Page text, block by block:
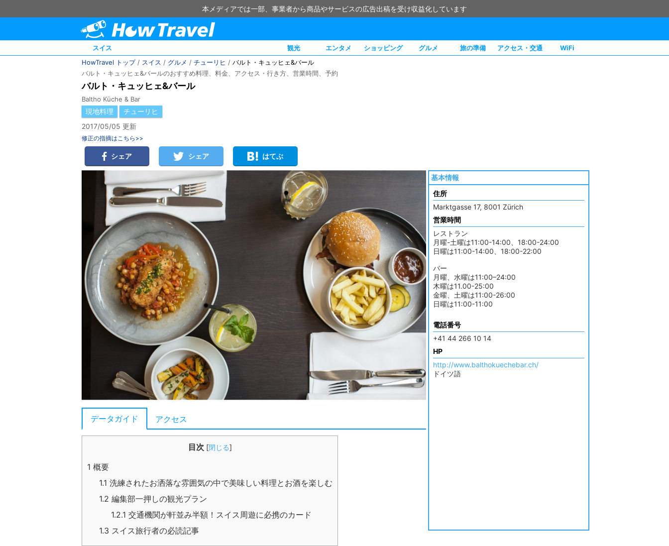
本メディアでは一部、事業者から商品やサービスの広告出稿を受け収益化しています
スイス 観光 エンタメ ショッピング グルメ 旅の準備 アクセス・交通
WiFi
HowTravel トップ/ スイス / グルメ / チューリヒ / バルト・キュッヒェ&バール
バルト・キュッヒェ&バールのおすすめ料理、料金、アクセス・行き方、営業時間、予約
バルト・キュッヒェ&バール
Baltho Küche & Bar
現地料理
チューリヒ
2017/05/05 更新
修正の指摘はこちら>>
シェア シェア はてぶ
基本情報
住所
Marktgasse 17, 8001 Zürich
営業時間
レストラン
月曜-土曜は11:00-14:00、18:00-24:00
日曜は11:00-14:00、18:00-22:00
バー
月曜、水曜は11:00–24:00
木曜は11.00-25:00
金曜、土曜は11:00-26:00
日曜は11:00-11:00
電話番号
+41 44 266 10 14
HP
http://www.balthokuechebar.ch/
ドイツ語
データガイド アクセス
目次 [閉じる]
1 概要
1.1 洗練されたお洒落な雰囲気の中で美味しい料理とお酒を楽しむ
1.2 編集部一押しの観光プラン
1.2.1 交通機関が軒並み半額！スイス周遊に必携のカード
1.3 スイス旅行者の必読記事